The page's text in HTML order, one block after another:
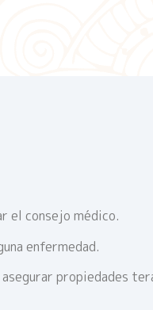
el consejo médico.
enfermedad.
propiedades